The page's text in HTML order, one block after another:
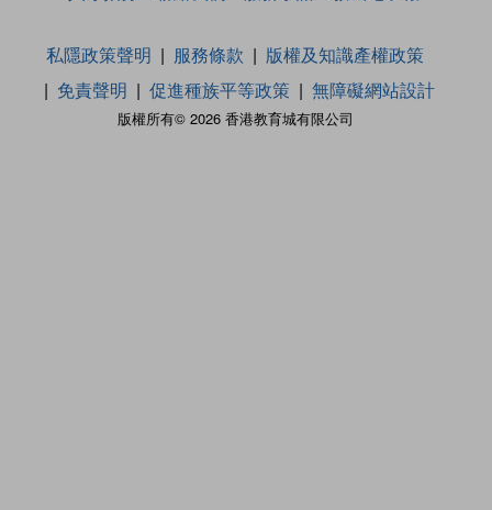
版權所有© 2026 香港教育城有限公司
私隱政策聲明 服務條款
版權及知識產權政策
免責聲明
促進種族平等政策 無障礙網站設計